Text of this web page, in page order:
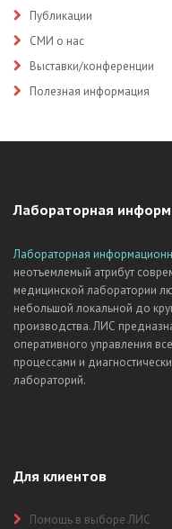
Публикации
СМИ о нас
Выставки/конференции
Полезная информация
Лабораторная
Лабораторная
неотъемлемый атрибут
медицинской лаборатории
небольшой локальной до
производства. ЛИС
оперативного управления
процессами и
лабораторий.
Для клиентов
Помощь в выборе ЛИС